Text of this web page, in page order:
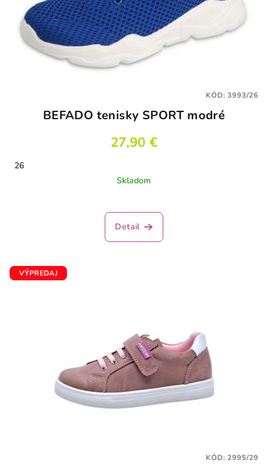
BEFADO tenisky SPORT modré
27,90 €
26
Skladom
Detail
KÓD:3993/26
VÝPREDAJ
KÓD:2995/29